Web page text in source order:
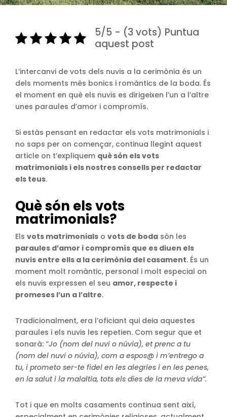
5/5 - (3 vots) Puntua
aquest post
L’intercanvi de vots dels nuvis a la cerimònia és un
dels moments més bonics i romàntics de la boda. És
el moment en què els nuvis es dirigeixen l’un a l’altre
unes paraules d’amor i compromís.
Si estàs pensant en redactar els vots matrimonials i
no saps per on començar, continua llegint aquest
article on t’expliquem què són els vots
matrimonials i els nostres consells per redactar
els teus.
Què són els vots
matrimonials?
Els vots matrimonials o vots de boda són les
paraules d’amor i compromís que es diuen els
nuvis entre ells a la cerimònia del casament. És un
moment molt romàntic, personal i molt especial on
els nuvis expressen el seu amor, respecte i
promeses l’un a l’altre.
Tradicionalment, era l’oficiant qui deia aquestes
paraules i els nuvis les repetien. Com segur que et
sonarà: “Jo (nom del nuvi o núvia), et prenc a tu
(nom del nuvi o núvia), com a espos@ i m’entrego a
tu, i prometo ser-te fidel en les alegries i en les penes,
en la salut i la malaltia, tots els dies de la meva vida”.
Tot i que en molts casaments continua sent així,